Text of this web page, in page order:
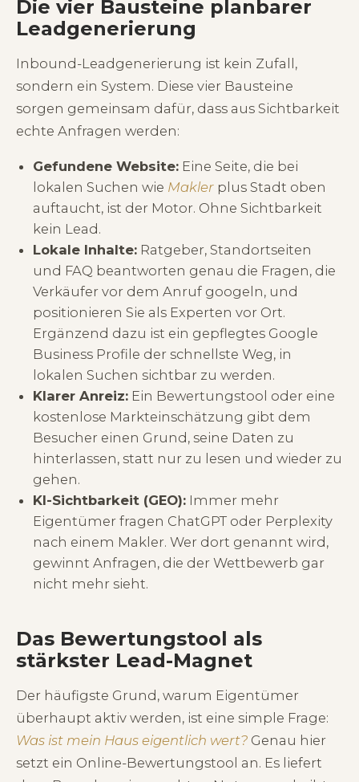
Die vier Bausteine planbarer
Leadgenerierung
Inbound-Leadgenerierung ist kein Zufall,
sondern ein System. Diese vier Bausteine
sorgen gemeinsam dafür, dass aus Sichtbarkeit
echte Anfragen werden:
Gefundene Website:Eine Seite, die bei
lokalen Suchen wie Maklerplus Stadt oben
auftaucht, ist der Motor. Ohne Sichtbarkeit
kein Lead.
Lokale Inhalte:Ratgeber, Standortseiten
und FAQ beantworten genau die Fragen, die
Verkäufer vor dem Anruf googeln, und
positionieren Sie als Experten vor Ort.
Ergänzend dazu ist ein gepflegtes Google
Business Profile der schnellste Weg, in
lokalen Suchen sichtbar zu werden.
Klarer Anreiz:Ein Bewertungstool oder eine
kostenlose Markteinschätzung gibt dem
Besucher einen Grund, seine Daten zu
hinterlassen, statt nur zu lesen und wieder zu
gehen.
KI-Sichtbarkeit (GEO):Immer mehr
Eigentümer fragen ChatGPT oder Perplexity
nach einem Makler. Wer dort genannt wird,
gewinnt Anfragen, die der Wettbewerb gar
nicht mehr sieht.
Das Bewertungstool als
stärkster Lead-Magnet
Der häufigste Grund, warum Eigentümer
überhaupt aktiv werden, ist eine simple Frage:
Was ist mein Haus eigentlich wert? Genau hier
setzt ein Online-Bewertungstool an. Es liefert